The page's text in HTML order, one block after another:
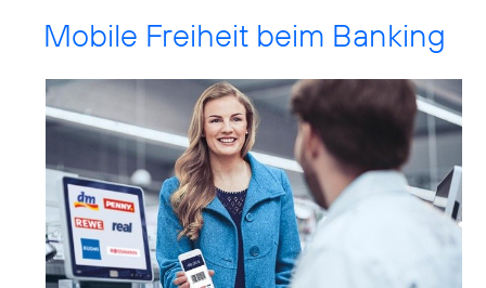
Mobile Freiheit beim Banking